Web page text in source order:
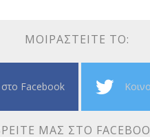
ΜΟΙΡΑΣΤΕΊΤΕ ΤΟ:
Facebook
ΜΑΣ ΣΤΟ